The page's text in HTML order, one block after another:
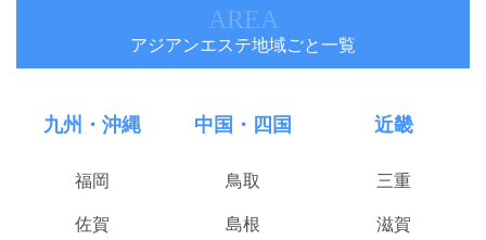
AREA
アジアンエステ地域ごと一覧
九州・沖縄
福岡
佐賀
中国・四国
鳥取
島根
近畿
三重
滋賀